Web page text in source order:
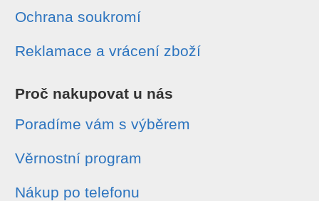
Ochrana soukromí
Reklamace a vrácení zboží
Proč nakupovat u nás
Poradíme vám s výběrem
Věrnostní program
Nákup po telefonu